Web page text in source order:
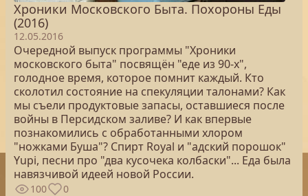
Хроники Московского Быта. Похороны Еды
(2016)
12.05.2016
Очередной выпуск программы "Хроники
московского быта" посвящён "еде из 90-х",
голодное время, которое помнит каждый. Кто
сколотил состояние на спекуляции талонами? Как
мы съели продуктовые запасы, оставшиеся после
войны в Персидском заливе? И как впервые
познакомились с обработанными хлором
"ножками Буша"? Спирт Royal и "адский порошок"
Yupi, песни про "два кусочека колбаски"... Еда была
навязчивой идеей новой России.
100 0